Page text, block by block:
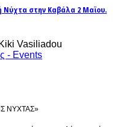
Νύχτα στην Καβάλα 2 Μαϊου.
Vasiliadou
- Events
ΝΥΧΤΑΣ»